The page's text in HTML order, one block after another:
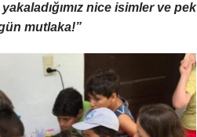
nice isimler ve pek
mutlaka!”